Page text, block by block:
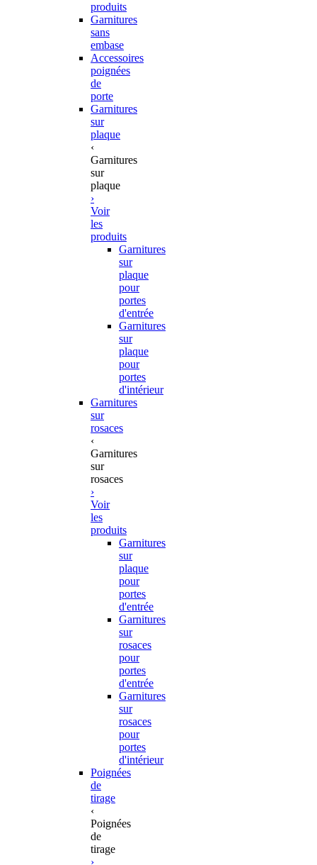
produits
Garnitures
sans
embase
Accessoires
poignées
de
porte
Garnitures
sur
plaque
‹
Garnitures
sur
plaque
›
Voir
les
produits
Garnitures
sur
plaque
pour
portes
d'entrée
Garnitures
sur
plaque
pour
portes
d'intérieur
Garnitures
sur
rosaces
‹
Garnitures
sur
rosaces
›
Voir
les
produits
Garnitures
sur
plaque
pour
portes
d'entrée
Garnitures
sur
rosaces
pour
portes
d'entrée
Garnitures
sur
rosaces
pour
portes
d'intérieur
Poignées
de
tirage
‹
Poignées
de
tirage
›